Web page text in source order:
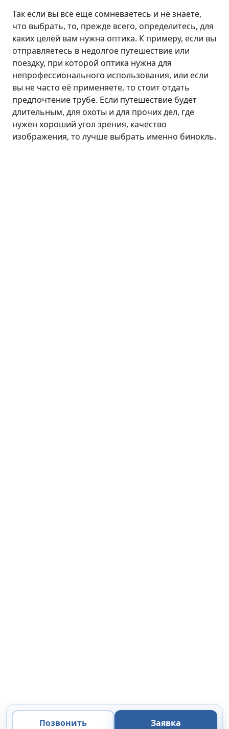
Так если вы всё ещё сомневаетесь и не знаете,
что выбрать, то, прежде всего, определитесь, для
каких целей вам нужна оптика. К примеру, если вы
отправляетесь в недолгое путешествие или
поездку, при которой оптика нужна для
непрофессионального использования, или если
вы не часто её применяете, то стоит отдать
предпочтение трубе. Если путешествие будет
длительным, для охоты и для прочих дел, где
нужен хороший угол зрения, качество
изображения, то лучше выбрать именно бинокль.
Позвонить Заявка